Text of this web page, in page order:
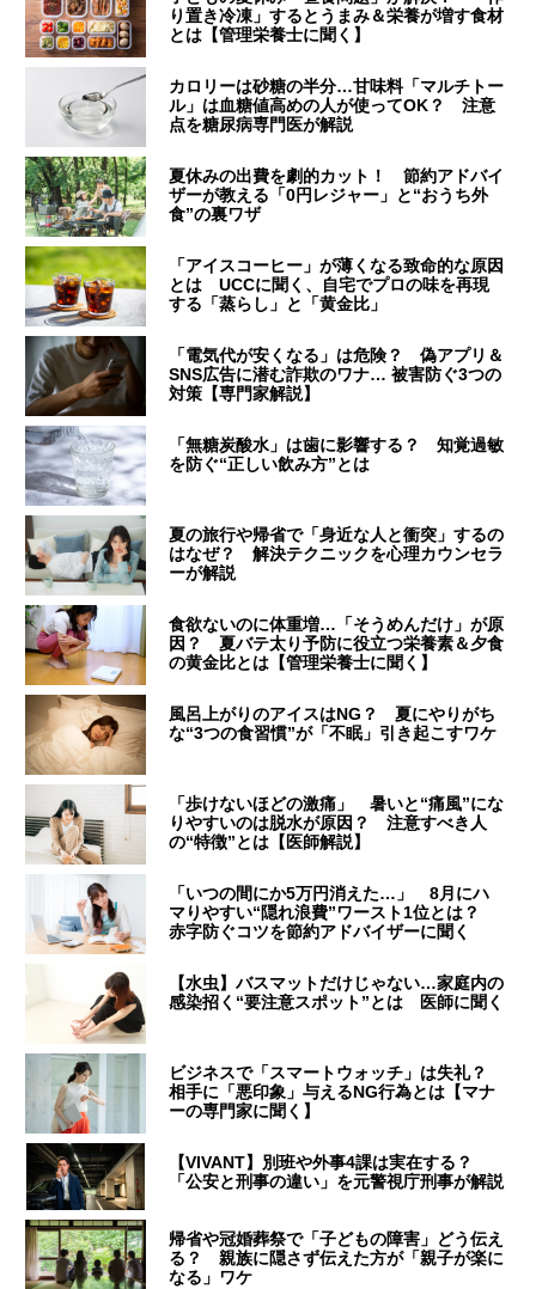
り置き冷凍」するとうまみ＆栄養が増す食材
とは【管理栄養士に聞く】
カロリーは砂糖の半分…甘味料「マルチトー
ル」は血糖値高めの人が使ってOK？ 注意
点を糖尿病専門医が解説
夏休みの出費を劇的カット！ 節約アドバイ
ザーが教える「0円レジャー」と“おうち外
食”の裏ワザ
「アイスコーヒー」が薄くなる致命的な原因
とは UCCに聞く、自宅でプロの味を再現
する「蒸らし」と「黄金比」
「電気代が安くなる」は危険？ 偽アプリ＆
SNS広告に潜む詐欺のワナ… 被害防ぐ3つの
対策【専門家解説】
「無糖炭酸水」は歯に影響する？ 知覚過敏
を防ぐ“正しい飲み方”とは
夏の旅行や帰省で「身近な人と衝突」するの
はなぜ？ 解決テクニックを心理カウンセラ
ーが解説
食欲ないのに体重増…「そうめんだけ」が原
因？ 夏バテ太り予防に役立つ栄養素＆夕食
の黄金比とは【管理栄養士に聞く】
風呂上がりのアイスはNG？ 夏にやりがち
な“3つの食習慣”が「不眠」引き起こすワケ
「歩けないほどの激痛」 暑いと“痛風”にな
りやすいのは脱水が原因？ 注意すべき人
の“特徴”とは【医師解説】
「いつの間にか5万円消えた…」 8月にハ
マりやすい“隠れ浪費”ワースト1位とは？
赤字防ぐコツを節約アドバイザーに聞く
【水虫】バスマットだけじゃない…家庭内の
感染招く“要注意スポット”とは 医師に聞く
ビジネスで「スマートウォッチ」は失礼？
相手に「悪印象」与えるNG行為とは【マナ
ーの専門家に聞く】
【VIVANT】別班や外事4課は実在する？
「公安と刑事の違い」を元警視庁刑事が解説
帰省や冠婚葬祭で「子どもの障害」どう伝え
る？ 親族に隠さず伝えた方が「親子が楽に
なる」ワケ